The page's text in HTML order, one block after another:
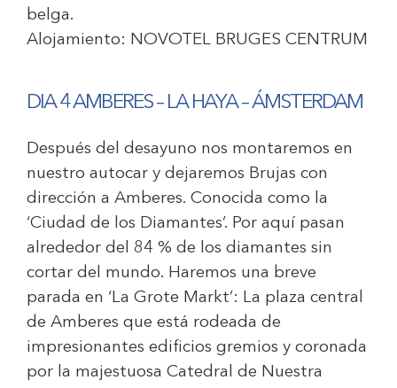
belga.
Alojamiento: NOVOTEL BRUGES CENTRUM
DIA 4 AMBERES – LA HAYA – ÁMSTERDAM
Después del desayuno nos montaremos en
nuestro autocar y dejaremos Brujas con
dirección a Amberes. Conocida como la
‘Ciudad de los Diamantes’. Por aquí pasan
alrededor del 84 % de los diamantes sin
cortar del mundo. Haremos una breve
parada en ‘La Grote Markt’: La plaza central
de Amberes que está rodeada de
impresionantes edificios gremios y coronada
por la majestuosa Catedral de Nuestra